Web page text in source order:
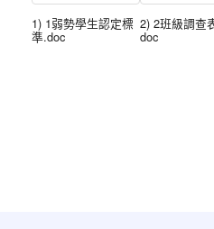
1) 1弱勢學生認定標
準.doc
2) 2班級調查
doc